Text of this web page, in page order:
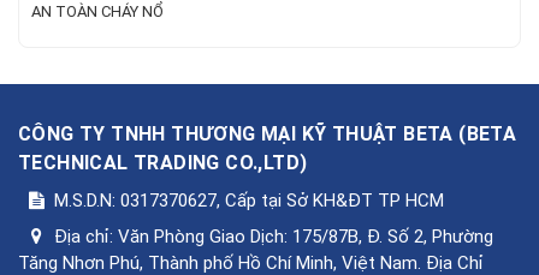
AN TOÀN CHÁY NỔ
CÔNG TY TNHH THƯƠNG MẠI KỸ THUẬT BETA (BETA
TECHNICAL TRADING CO.,LTD)
M.S.D.N: 0317370627, Cấp tại Sở KH&ĐT TP HCM
Địa chỉ: Văn Phòng Giao Dịch: 175/87B, Đ. Số 2, Phường
Tăng Nhơn Phú, Thành phố Hồ Chí Minh, Việt Nam. Địa Chỉ